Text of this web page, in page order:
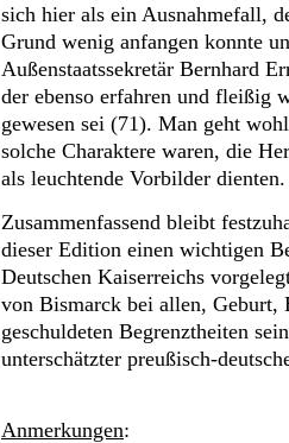
sich hier als ein Ausnahmefall,
Grund wenig anfangen konnte
Außenstaatssekretär Bernhard
der ebenso erfahren und fleißig
gewesen sei (71). Man geht
solche Charaktere waren, die
als leuchtende Vorbilder dienten.
Zusammenfassend bleibt
dieser Edition einen wichtigen
Deutschen Kaiserreichs
von Bismarck bei allen, Geburt,
geschuldeten Begrenztheiten
unterschätzter preußisch-
Anmerkungen: